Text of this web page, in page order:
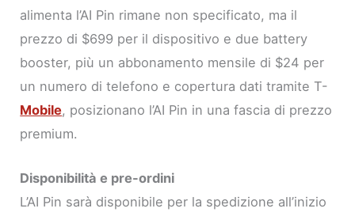
alimenta l’AI Pin rimane non specificato, ma il
prezzo di $699 per il dispositivo e due battery
booster, più un abbonamento mensile di $24 per
un numero di telefono e copertura dati tramite T-
Mobile, posizionano l’AI Pin in una fascia di prezzo
premium.
Disponibilità e pre-ordini
L’AI Pin sarà disponibile per la spedizione all’inizio